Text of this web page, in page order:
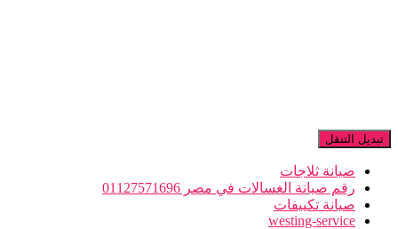
تبديل التنقل
صيانة ثلاجات
رقم صيانة الغسالات في مصر 01127571696
صيانة تكييفات
westing-service